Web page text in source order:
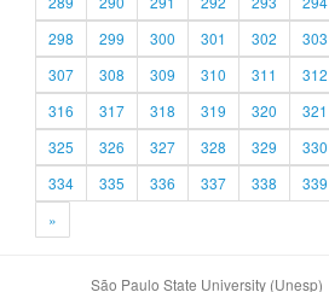
298
299 300 301 302 303
307
308 309 310 311 312
316
317 318 319 320 321
325
326 327 328 329 330
334
335 336 337 338 339
»
São Paulo State University (Unesp)